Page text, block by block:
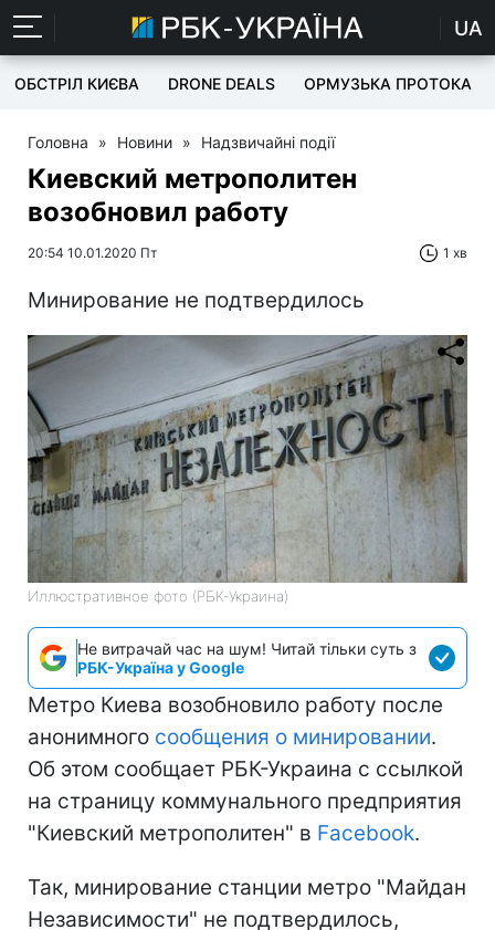
UA
ОБСТРІЛ КИЄВА DRONE DEALS ОРМУЗЬКА ПРОТОКА
Головна » Новини » Надзвичайні події
Киевский метрополитен
возобновил работу
20:54 10.01.2020 Пт 1 хв
Минирование не подтвердилось
Иллюстративное фото (РБК-Украина)
Не витрачай час на шум! Читай тільки суть з
РБК-Україна у Google
Метро Киева возобновило работу после
анонимного сообщения о минировании.
Об этом сообщает РБК-Украина с ссылкой
на страницу коммунального предприятия
"Киевский метрополитен" в Facebook.
Так, минирование станции метро "Майдан
Независимости" не подтвердилось,